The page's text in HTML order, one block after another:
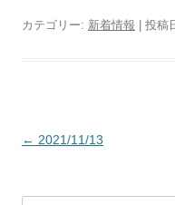
カテゴリー: 新着情報 | 投稿
投稿ナビゲーション
← 2021/11/13